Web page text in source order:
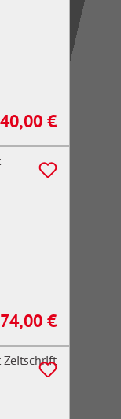
Preis:
€
Preis:
€